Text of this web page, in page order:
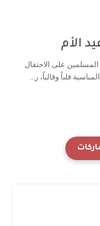
الأم
على الاحتفال